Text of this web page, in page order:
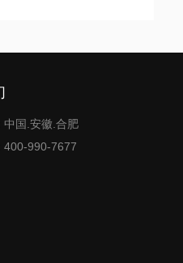
中国.安徽.合肥
400-990-7677